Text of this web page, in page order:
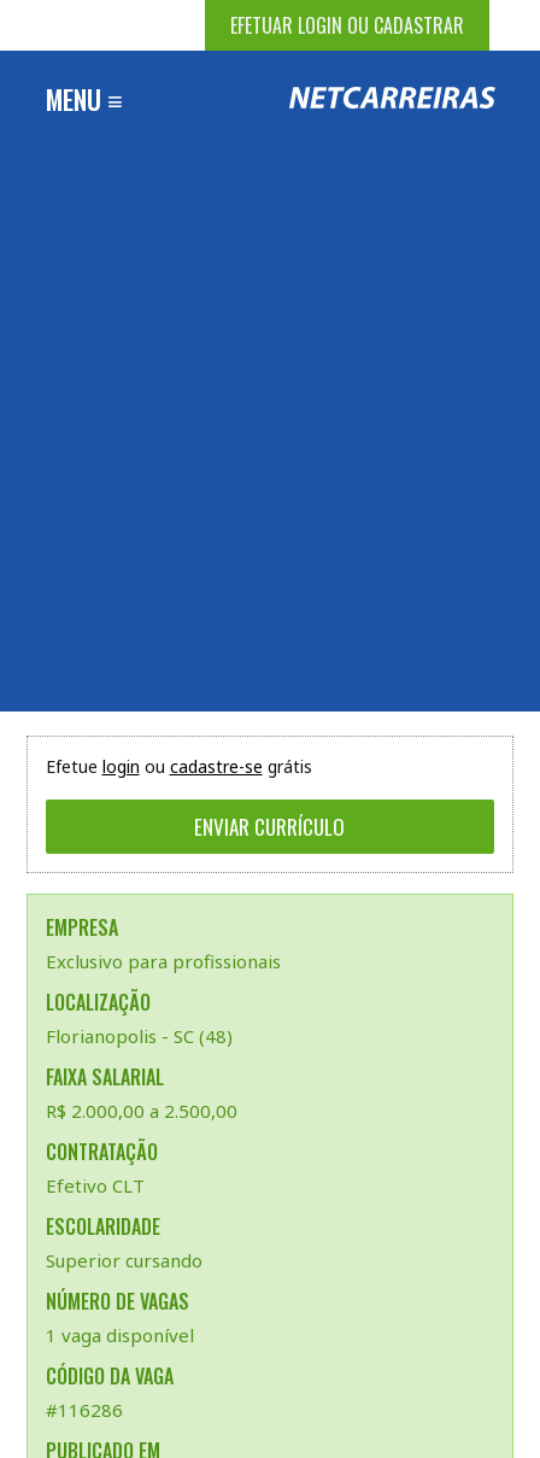
EFETUAR LOGIN OU CADASTRAR
MENU ≡
Efetue login ou cadastre-se grátis
EMPRESA
Exclusivo para profissionais
LOCALIZAÇÃO
Florianopolis - SC (48)
FAIXA SALARIAL
R$ 2.000,00 a 2.500,00
CONTRATAÇÃO
Efetivo CLT
ESCOLARIDADE
Superior cursando
NÚMERO DE VAGAS
1 vaga disponível
CÓDIGO DA VAGA
#116286
PUBLICADO EM